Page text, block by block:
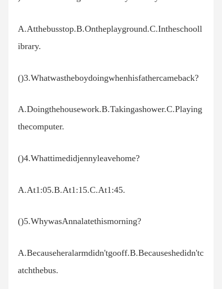
A.Atthebusstop.B.Ontheplayground.C.Intheschooll
ibrary.
()3.Whatwastheboydoingwhenhisfathercameback?
A.Doingthehousework.B.Takingashower.C.Playing
thecomputer.
()4.Whattimedidjennyleavehome?
A.At1:05.B.At1:15.C.At1:45.
()5.WhywasAnnalatethismorning?
A.Becauseheralarmdidn'tgooff.B.Becauseshedidn'tc
atchthebus.